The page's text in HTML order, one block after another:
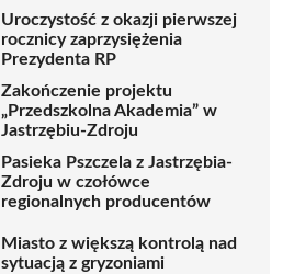
Uroczystość z okazji pierwszej
rocznicy zaprzysiężenia
Prezydenta RP
Zakończenie projektu
„Przedszkolna Akademia” w
Jastrzębiu-Zdroju
Pasieka Pszczela z Jastrzębia-
Zdroju w czołówce
regionalnych producentów
Miasto z większą kontrolą nad
sytuacją z gryzoniami